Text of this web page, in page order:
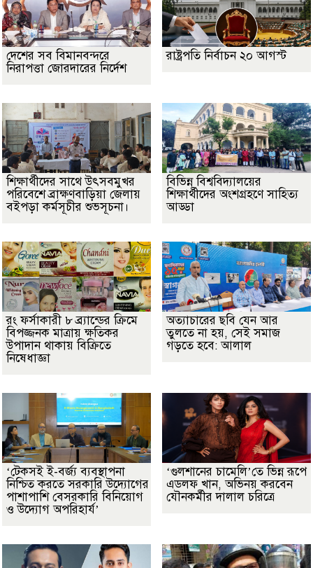
দেশের সব বিমানবন্দরে
নিরাপত্তা জোরদারের নির্দেশ
রাষ্ট্রপতি নির্বাচন ২০ আগস্ট
শিক্ষার্থীদের সাথে উৎসবমুখর
পরিবেশে ব্রাক্ষণবাড়িয়া জেলায়
বইপড়া কর্মসূচীর শুভসূচনা।
বিভিন্ন বিশ্ববিদ্যালয়ের
শিক্ষার্থীদের অংশগ্রহণে সাহিত্য
আড্ডা
রং ফর্সাকারী ৮ ব্র্যান্ডের ক্রিমে
বিপজ্জনক মাত্রায় ক্ষতিকর
উপাদান থাকায় বিক্রিতে
নিষেধাজ্ঞা
অত্যাচারের ছবি যেন আর
তুলতে না হয়, সেই সমাজ
গড়তে হবে: আলাল
‘টেকসই ই-বর্জ্য ব্যবস্থাপনা
নিশ্চিত করতে সরকারি উদ্যোগের
পাশাপাশি বেসরকারি বিনিয়োগ
ও উদ্যোগ অপরিহার্য’
‘গুলশানের চামেলি’তে ভিন্ন রূপে
এডলফ খান, অভিনয় করবেন
যৌনকর্মীর দালাল চরিত্রে